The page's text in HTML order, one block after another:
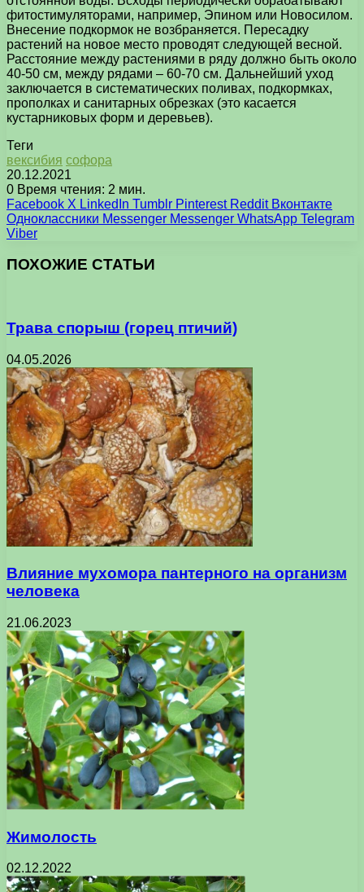
фитостимуляторами, например, Эпином или Новосилом.
Внесение подкормок не возбраняется. Пересадку
растений на новое место проводят следующей весной.
Расстояние между растениями в ряду должно быть около
40-50 см, между рядами – 60-70 см. Дальнейший уход
заключается в систематических поливах, подкормках,
прополках и санитарных обрезках (это касается
кустарниковых форм и деревьев).
Теги
вексибия софора
20.12.2021
0 Время чтения: 2 мин.
Facebook X LinkedIn Tumblr Pinterest Reddit Вконтакте
Одноклассники Messenger Messenger WhatsApp Telegram
Viber
ПОХОЖИЕ СТАТЬИ
Трава спорыш (горец птичий)
04.05.2026
Влияние мухомора пантерного на организм
человека
21.06.2023
Жимолость
02.12.2022